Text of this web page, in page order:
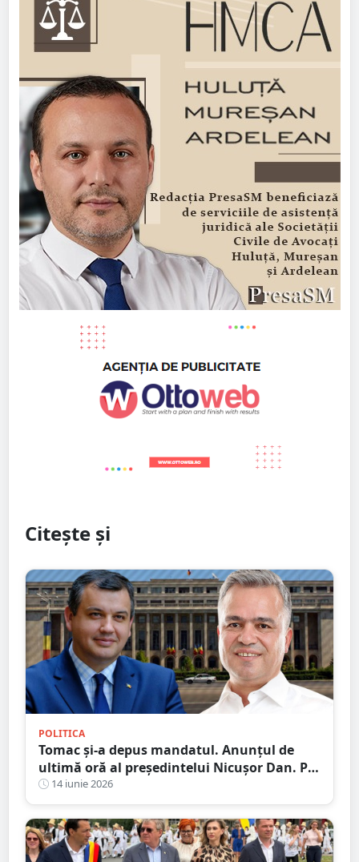
Citește și
POLITICA
Tomac și-a depus mandatul. Anunțul de
ultimă oră al președintelui Nicușor Dan. Pe
cine a nominalizat
14 iunie 2026